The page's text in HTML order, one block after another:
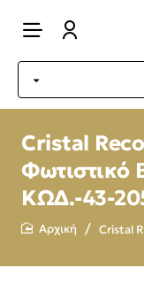
Cristal
Φωτιστικό
ΚΩΔ.-43-
Cristal